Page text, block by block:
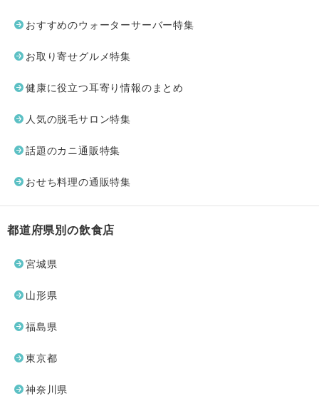
おすすめのウォーターサーバー特集
お取り寄せグルメ特集
健康に役立つ耳寄り情報のまとめ
人気の脱毛サロン特集
話題のカニ通販特集
おせち料理の通販特集
都道府県別の飲食店
宮城県
山形県
福島県
東京都
神奈川県